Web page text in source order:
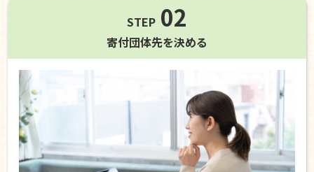
STEP 02
寄付団体先を決める